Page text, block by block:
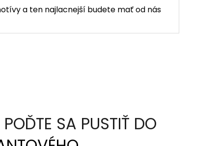
a ten najlacnejší budete mať od nás
SA PUSTIŤ DO